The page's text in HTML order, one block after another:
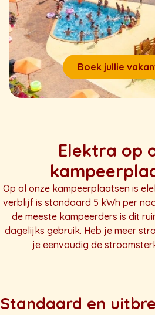
Boek jullie
Elektra op
Op al onze kampeerplaatsen is
verblijf is standaard 5 kWh per
de meeste kampeerders is dit
dagelijks gebruik. Heb je meer
je eenvoudig de
Standaard en